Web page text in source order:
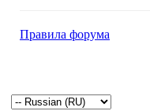
Правила форума